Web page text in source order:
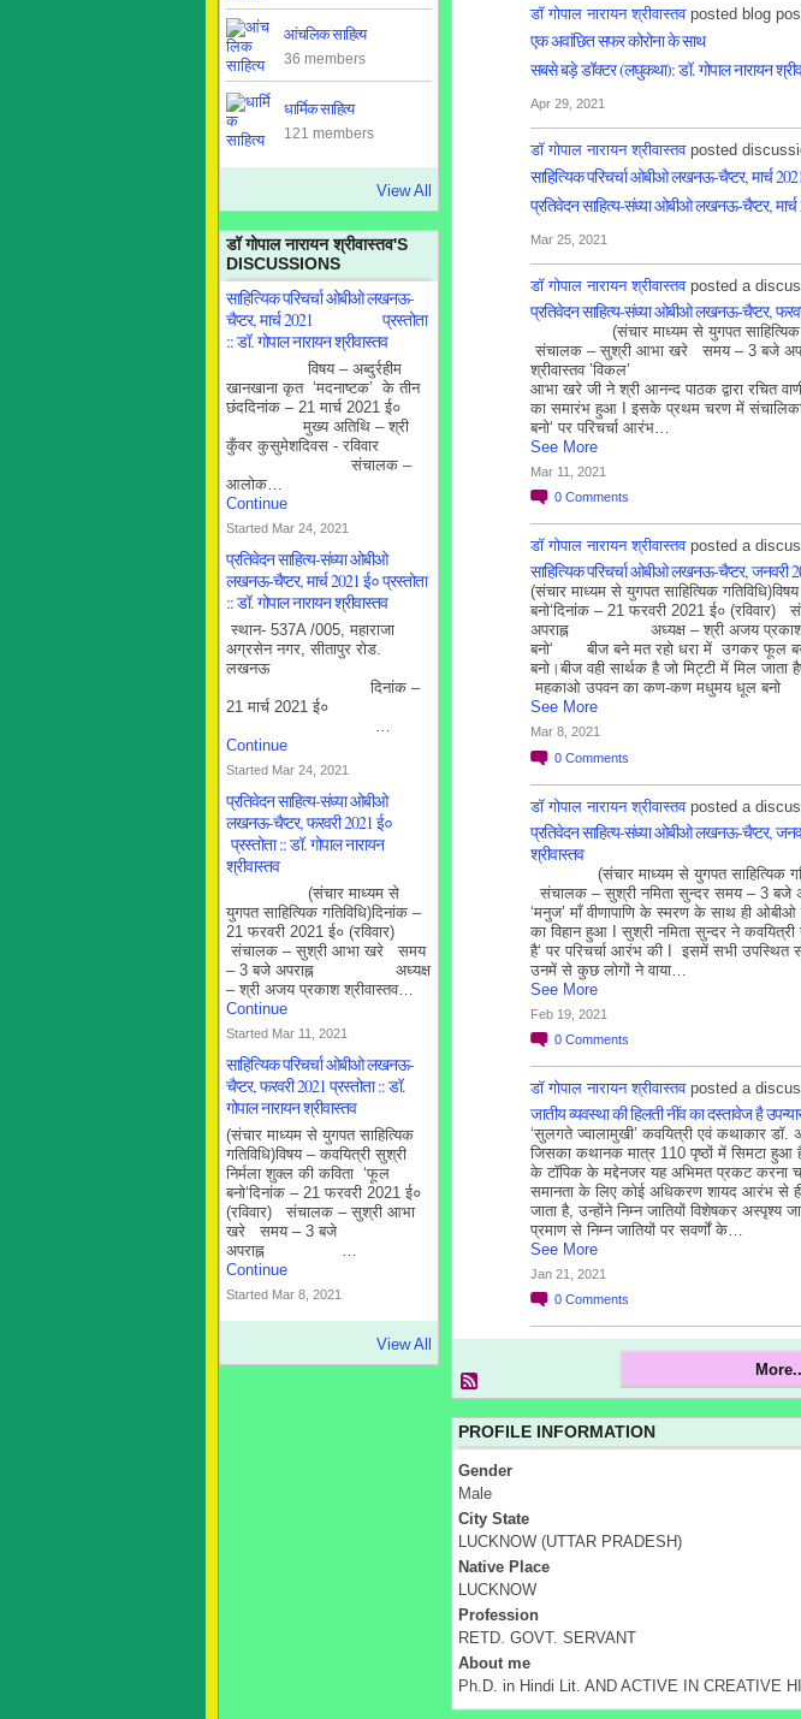
आंचलिक साहित्य
36 members
धार्मिक साहित्य
121 members
View All
डॉ गोपाल नारायन श्रीवास्तव'S
DISCUSSIONS
साहित्यिक परिचर्चा ओबीओ लखनऊ-
चैप्टर, मार्च 2021 प्रस्तोता
:: डॉ. गोपाल नारायन श्रीवास्तव
विषय – अब्दुर्रहीम
खानखाना कृत ‘मदनाष्टक’ के तीन
छंददिनांक – 21 मार्च 2021 ई०
मुख्य अतिथि – श्री
कुँवर कुसुमेशदिवस - रविवार
संचालक –
आलोक…
Continue
Started Mar 24, 2021
प्रतिवेदन साहित्य-संध्या ओबीओ
लखनऊ-चैप्टर, मार्च 2021 ई० प्रस्तोता
:: डॉ. गोपाल नारायन श्रीवास्तव
स्थान- 537A /005, महाराजा
अग्रसेन नगर, सीतापुर रोड.
लखनऊ
दिनांक –
21 मार्च 2021 ई०
Continue
Started Mar 24, 2021
प्रतिवेदन साहित्य-संध्या ओबीओ
लखनऊ-चैप्टर, फरवरी 2021 ई०
प्रस्तोता :: डॉ. गोपाल नारायन
श्रीवास्तव
(संचार माध्यम से
युगपत साहित्यिक गतिविधि)दिनांक –
21 फरवरी 2021 ई० (रविवार)
संचालक – सुश्री आभा खरे समय
– 3 बजे अपराह्न अध्यक्ष
– श्री अजय प्रकाश श्रीवास्तव…
Continue
Started Mar 11, 2021
साहित्यिक परिचर्चा ओबीओ लखनऊ-
चैप्टर, फरवरी 2021 प्रस्तोता :: डॉ.
गोपाल नारायन श्रीवास्तव
(संचार माध्यम से युगपत साहित्यिक
गतिविधि)विषय – कवयित्री सुश्री
निर्मला शुक्ल की कविता ‘फूल
बनो‘दिनांक – 21 फरवरी 2021 ई०
(रविवार) संचालक – सुश्री आभा
खरे समय – 3 बजे
अपराह्न …
Continue
Started Mar 8, 2021
View All
डॉ गोपाल नारायन श्रीवास्तवposted blog
एक अवांछित सफर कोरोना के साथ
सबसे बड़े डॉक्टर (लघुकथा): डॉ. गोपाल नारायन
Apr 29, 2021
डॉ गोपाल नारायन श्रीवास्तवposted
साहित्यिक परिचर्चा ओबीओ लखनऊ-चैप्टर,
प्रतिवेदन साहित्य-संध्या ओबीओ लखनऊ-चैप्टर, मार्च
Mar 25, 2021
डॉ गोपाल नारायन श्रीवास्तवposted a
प्रतिवेदन साहित्य-संध्या ओबीओ लखनऊ-चैप्टर,
(संचार माध्यम से युगपत साहित्यिक
संचालक – सुश्री आभा खरे समय – 3
श्रीवास्तव ’विकल’ माँ
आभा खरे जी ने श्री आनन्द पाठक द्वारा रचित
का समारंभ हुआ I इसके प्रथम चरण में संचालिका
बनो‘ पर परिचर्चा आरंभ…
See More
Mar 11, 2021
0 Comments
डॉ गोपाल नारायन श्रीवास्तवposted a
साहित्यिक परिचर्चा ओबीओ लखनऊ-चैप्टर, जनवरी
(संचार माध्यम से युगपत साहित्यिक
बनो‘दिनांक – 21 फरवरी 2021 ई०
अपराह्न अध्यक्ष – श्री अजय
बनो‘ बीज बने मत रहो धरा में उगकर फूल
बनो।बीज वही सार्थक है जो मिट्टी में मिल
महकाओ उपवन का कण-कण मधुमय धूल
See More
Mar 8, 2021
0 Comments
डॉ गोपाल नारायन श्रीवास्तवposted a
प्रतिवेदन साहित्य-संध्या ओबीओ लखनऊ-चैप्टर,
श्रीवास्तव
(संचार माध्यम से युगपत साहित्यिक
संचालक – सुश्री नमिता सुन्दर समय –
‘मनुज’ माँ वीणापाणि के स्मरण के साथ ही
का विहान हुआ I सुश्री नमिता सुन्दर ने कवयित्री
है‘ पर परिचर्चा आरंभ की I इसमें सभी उपस्थित
उनमें से कुछ लोगों ने वाया…
See More
Feb 19, 2021
0 Comments
डॉ गोपाल नारायन श्रीवास्तवposted a
जातीय व्यवस्था की हिलती नींव का दस्तावेज है
‘सुलगते ज्वालामुखी’ कवयित्री एवं कथाकार डॉ.
जिसका कथानक मात्र 110 पृष्ठों में सिमटा
के टॉपिक के मद्देनजर यह अभिमत प्रकट करना
समानता के लिए कोई अधिकरण शायद आरंभ से ही
जाता है, उन्होंने निम्न जातियों विशेषकर
प्रमाण से निम्न जातियों पर सवर्णों के…
See More
Jan 21, 2021
0 Comments
PROFILE INFORMATION
Gender
Male
City State
LUCKNOW (UTTAR PRADESH)
Native Place
LUCKNOW
Profession
RETD. GOVT. SERVANT
About me
Ph.D. in Hindi Lit. AND ACTIVE IN CREATIVE